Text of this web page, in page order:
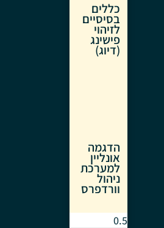
כללים
בסיסיים
לזיהוי
פישינג
(דיוג)
הדגמה
אונליין
למערכת
ניהול
וורדפרס